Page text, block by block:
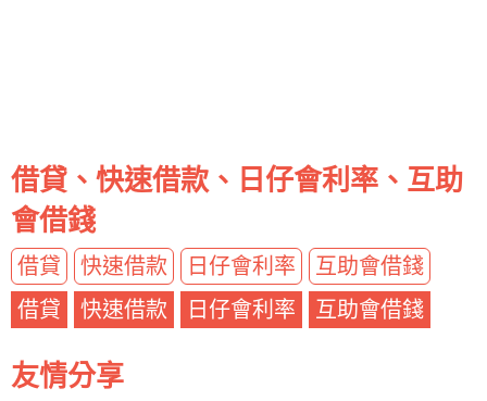
借貸、快速借款、日仔會利率、互助
會借錢
借貸 快速借款 日仔會利率
互助會借錢
借貸
快速借款 日仔會利率 互助會借錢
友情分享